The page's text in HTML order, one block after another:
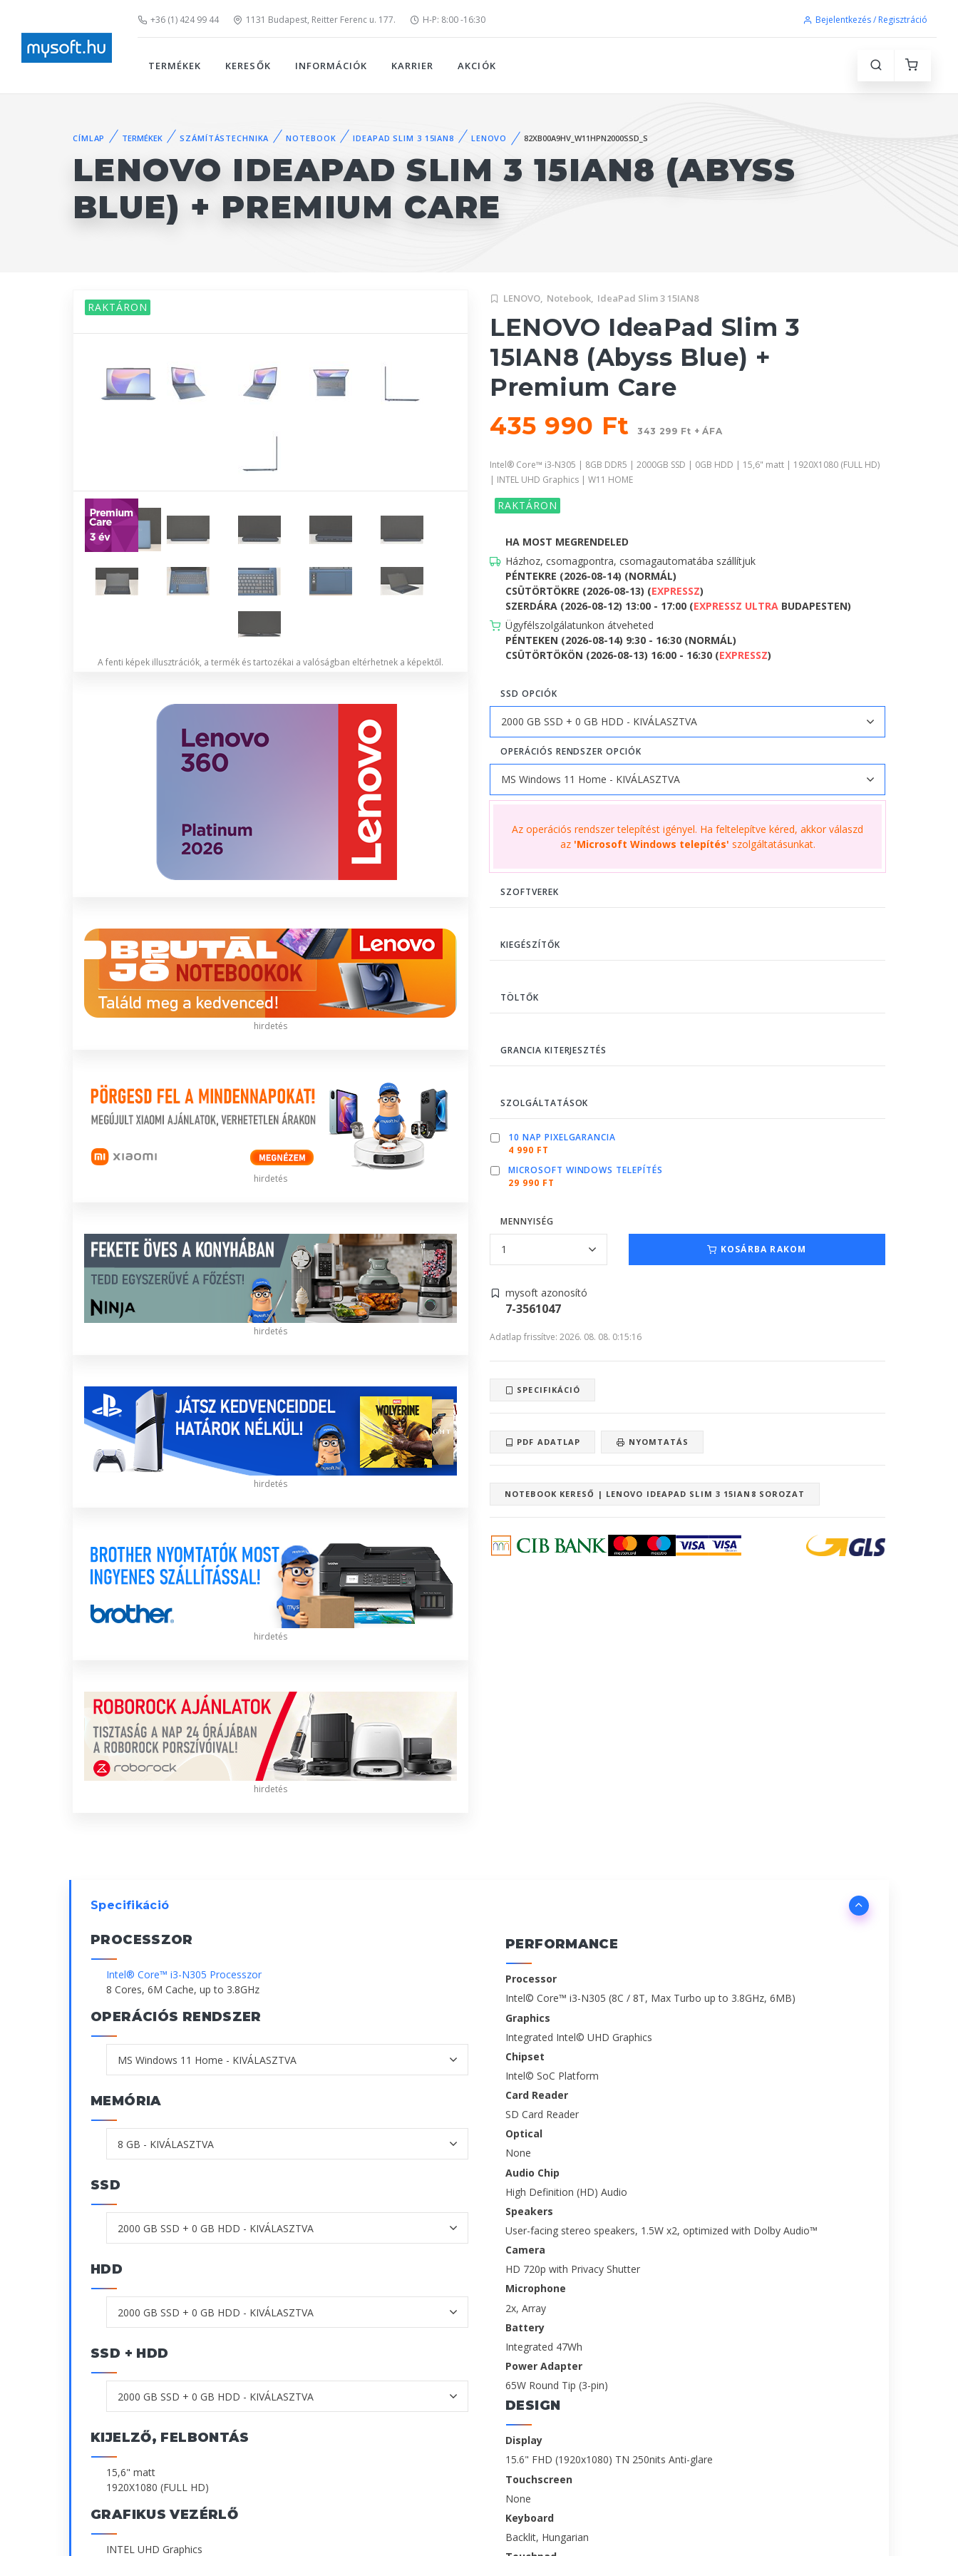
+36 (1) 424 99 44 1131 Budapest, Reitter Ferenc u. 177. H-P: 8:00 -16:30 Bejelentkezés / Regisztráció
TERMÉKEK KERESŐK INFORMÁCIÓK KARRIER AKCIÓK
CÍMLAP TERMÉKEK SZÁMÍTÁSTECHNIKA NOTEBOOK IDEAPAD SLIM 3 15IAN8 LENOVO 82XB00A9HV_W11HPN2000SSD_S
LENOVO IDEAPAD SLIM 3 15IAN8 (ABYSS
BLUE) + PREMIUM CARE
RAKTÁRON
A fenti képek illusztrációk, a termék és tartozékai a valóságban eltérhetnek a képektől.
hirdetés
hirdetés
hirdetés
hirdetés
hirdetés
hirdetés
LENOVO, Notebook, IdeaPad Slim 3 15IAN8
LENOVO IdeaPad Slim 3
15IAN8 (Abyss Blue) +
Premium Care
435 990 Ft
343 299 Ft + ÁFA
Intel® Core™ i3-N305 | 8GB DDR5 | 2000GB SSD | 0GB HDD | 15,6" matt | 1920X1080 (FULL HD)
| INTEL UHD Graphics | W11 HOME
RAKTÁRON
HA MOST MEGRENDELED
Házhoz, csomagpontra, csomagautomatába szállítjuk
PÉNTEKRE (2026-08-14) (NORMÁL)
CSÜTÖRTÖKRE (2026-08-13) (EXPRESSZ)
SZERDÁRA (2026-08-12) 13:00 - 17:00 (EXPRESSZ ULTRA BUDAPESTEN)
Ügyfélszolgálatunkon átveheted
PÉNTEKEN (2026-08-14) 9:30 - 16:30 (NORMÁL)
CSÜTÖRTÖKÖN (2026-08-13) 16:00 - 16:30 (EXPRESSZ)
SSD OPCIÓK
OPERÁCIÓS RENDSZER OPCIÓK
Az operációs rendszer telepítést igényel. Ha feltelepítve kéred, akkor válaszd
az 'Microsoft Windows telepítés' szolgáltatásunkat.
SZOFTVEREK
KIEGÉSZÍTŐK
TÖLTŐK
GRANCIA KITERJESZTÉS
SZOLGÁLTATÁSOK
10 NAP PIXELGARANCIA
4 990 FT
MICROSOFT WINDOWS TELEPÍTÉS
29 990 FT
MENNYISÉG
KOSÁRBA RAKOM
mysoft azonosító
7-3561047
Adatlap frissítve: 2026. 08. 08. 0:15:16
SPECIFIKÁCIÓ
PDF ADATLAP NYOMTATÁS
NOTEBOOK KERESŐ | LENOVO IDEAPAD SLIM 3 15IAN8 SOROZAT
Specifikáció
PROCESSZOR
Intel® Core™ i3-N305 Processzor
8 Cores, 6M Cache, up to 3.8GHz
OPERÁCIÓS RENDSZER
MEMÓRIA
SSD
HDD
SSD + HDD
KIJELZŐ, FELBONTÁS
15,6" matt
1920X1080 (FULL HD)
GRAFIKUS VEZÉRLŐ
INTEL UHD Graphics
PERFORMANCE
Processor
Intel© Core™ i3-N305 (8C / 8T, Max Turbo up to 3.8GHz, 6MB)
Graphics
Integrated Intel© UHD Graphics
Chipset
Intel© SoC Platform
Card Reader
SD Card Reader
Optical
None
Audio Chip
High Definition (HD) Audio
Speakers
User-facing stereo speakers, 1.5W x2, optimized with Dolby Audio™
Camera
HD 720p with Privacy Shutter
Microphone
2x, Array
Battery
Integrated 47Wh
Power Adapter
65W Round Tip (3-pin)
DESIGN
Display
15.6" FHD (1920x1080) TN 250nits Anti-glare
Touchscreen
None
Keyboard
Backlit, Hungarian